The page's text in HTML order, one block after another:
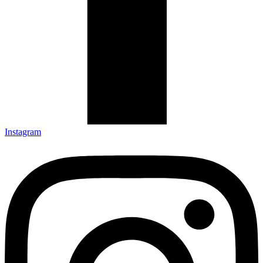
Instagram